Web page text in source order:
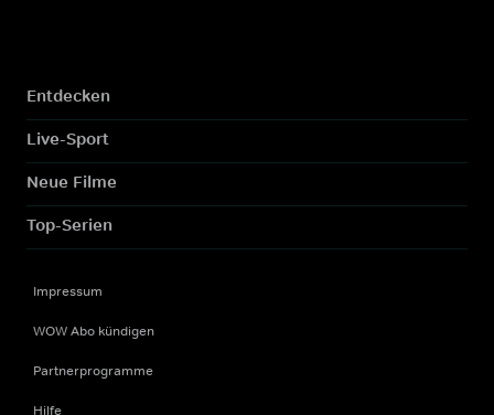
Entdecken
Live-Sport
Neue Filme
Top-Serien
Impressum
WOW Abo kündigen
Partnerprogramme
Hilfe